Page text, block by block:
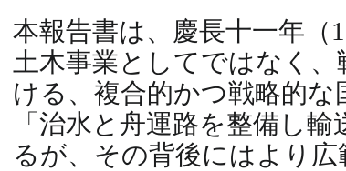
本報告書は、慶長十一年（
土木事業としてではなく
ける、複合的かつ戦略的
「治水と舟運路を整備し
るが、その背後にはより広